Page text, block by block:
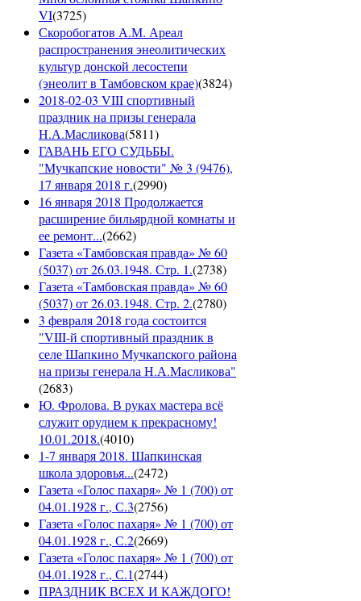
VI(3725)
Скоробогатов А.М. Ареал
распространения энеолитических
культур донской лесостепи
(энеолит в Тамбовском крае)(3824)
2018-02-03 VIII спортивный
праздник на призы генерала
Н.А.Масликова(5811)
ГАВАНЬ ЕГО СУДЬБЫ.
"Мучкапские новости" № 3 (9476),
17 января 2018 г.(2990)
16 января 2018 Продолжается
расширение бильярдной комнаты и
ее ремонт...(2662)
Газета «Тамбовская правда» № 60
(5037) от 26.03.1948. Стр. 1.(2738)
Газета «Тамбовская правда» № 60
(5037) от 26.03.1948. Стр. 2.(2780)
3 февраля 2018 года состоится
"VIII-й спортивный праздник в
селе Шапкино Мучкапского района
на призы генерала Н.А.Масликова"
(2683)
Ю. Фролова. В руках мастера всё
служит орудием к прекрасному!
10.01.2018.(4010)
1-7 января 2018. Шапкинская
школа здоровья...(2472)
Газета «Голос пахаря» № 1 (700) от
04.01.1928 г., С.3(2756)
Газета «Голос пахаря» № 1 (700) от
04.01.1928 г., С.2(2669)
Газета «Голос пахаря» № 1 (700) от
04.01.1928 г., С.1(2744)
ПРАЗДНИК ВСЕХ И КАЖДОГО!